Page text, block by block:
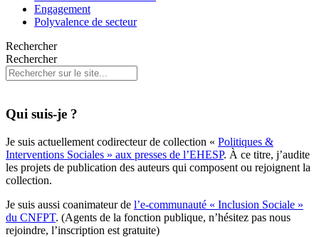
Engagement
Polyvalence de secteur
Rechercher
Rechercher
Qui suis-je ?
Je suis actuellement codirecteur de collection « Politiques &
Interventions Sociales » aux presses de l’EHESP. À ce titre, j’audite
les projets de publication des auteurs qui composent ou rejoignent la
collection.
Je suis aussi coanimateur de l’e-communauté « Inclusion Sociale »
du CNFPT. (Agents de la fonction publique, n’hésitez pas nous
rejoindre, l’inscription est gratuite)